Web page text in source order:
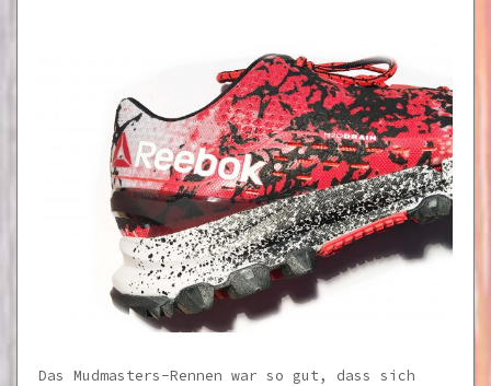
Das Mudmasters-Rennen war so gut, dass sich